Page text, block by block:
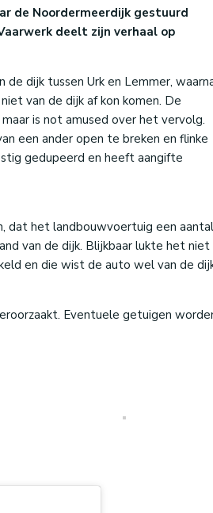
de Noordermeerdijk gestuurd
deelt zijn verhaal op
dijk tussen Urk en Lemmer,
van de dijk af kon komen. De
is not amused over het vervolg.
een ander open te breken en flinke
gedupeerd en heeft aangifte
dat het landbouwvoertuig een aantal
van de dijk. Blijkbaar lukte het niet
en die wist de auto wel van de
Eventuele getuigen